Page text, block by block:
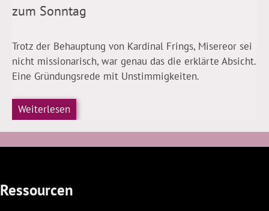
zum Sonntag
Trotz der Behauptung von Kardinal Frings, Misereor sei
nicht missionarisch, war genau das die erklärte Absicht.
Eine Gründungsrede mit Unstimmigkeiten.
Weiterlesen
Ressourcen